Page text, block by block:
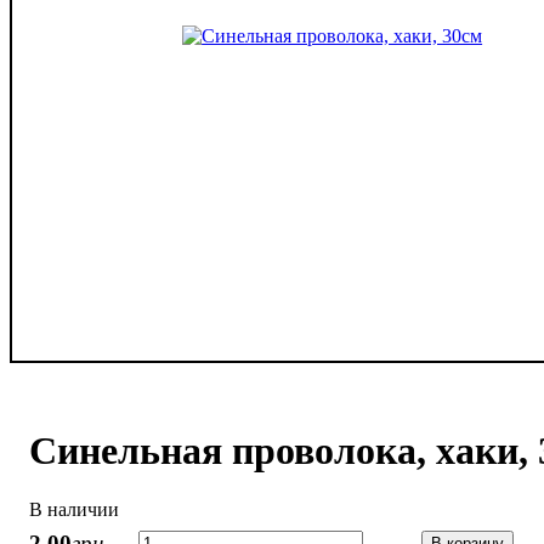
Синельная проволока, хаки,
В наличии